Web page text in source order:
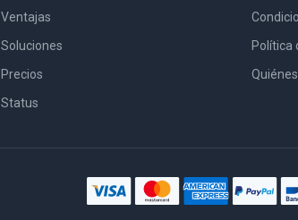
Ventajas
Soluciones
Precios
Status
Política